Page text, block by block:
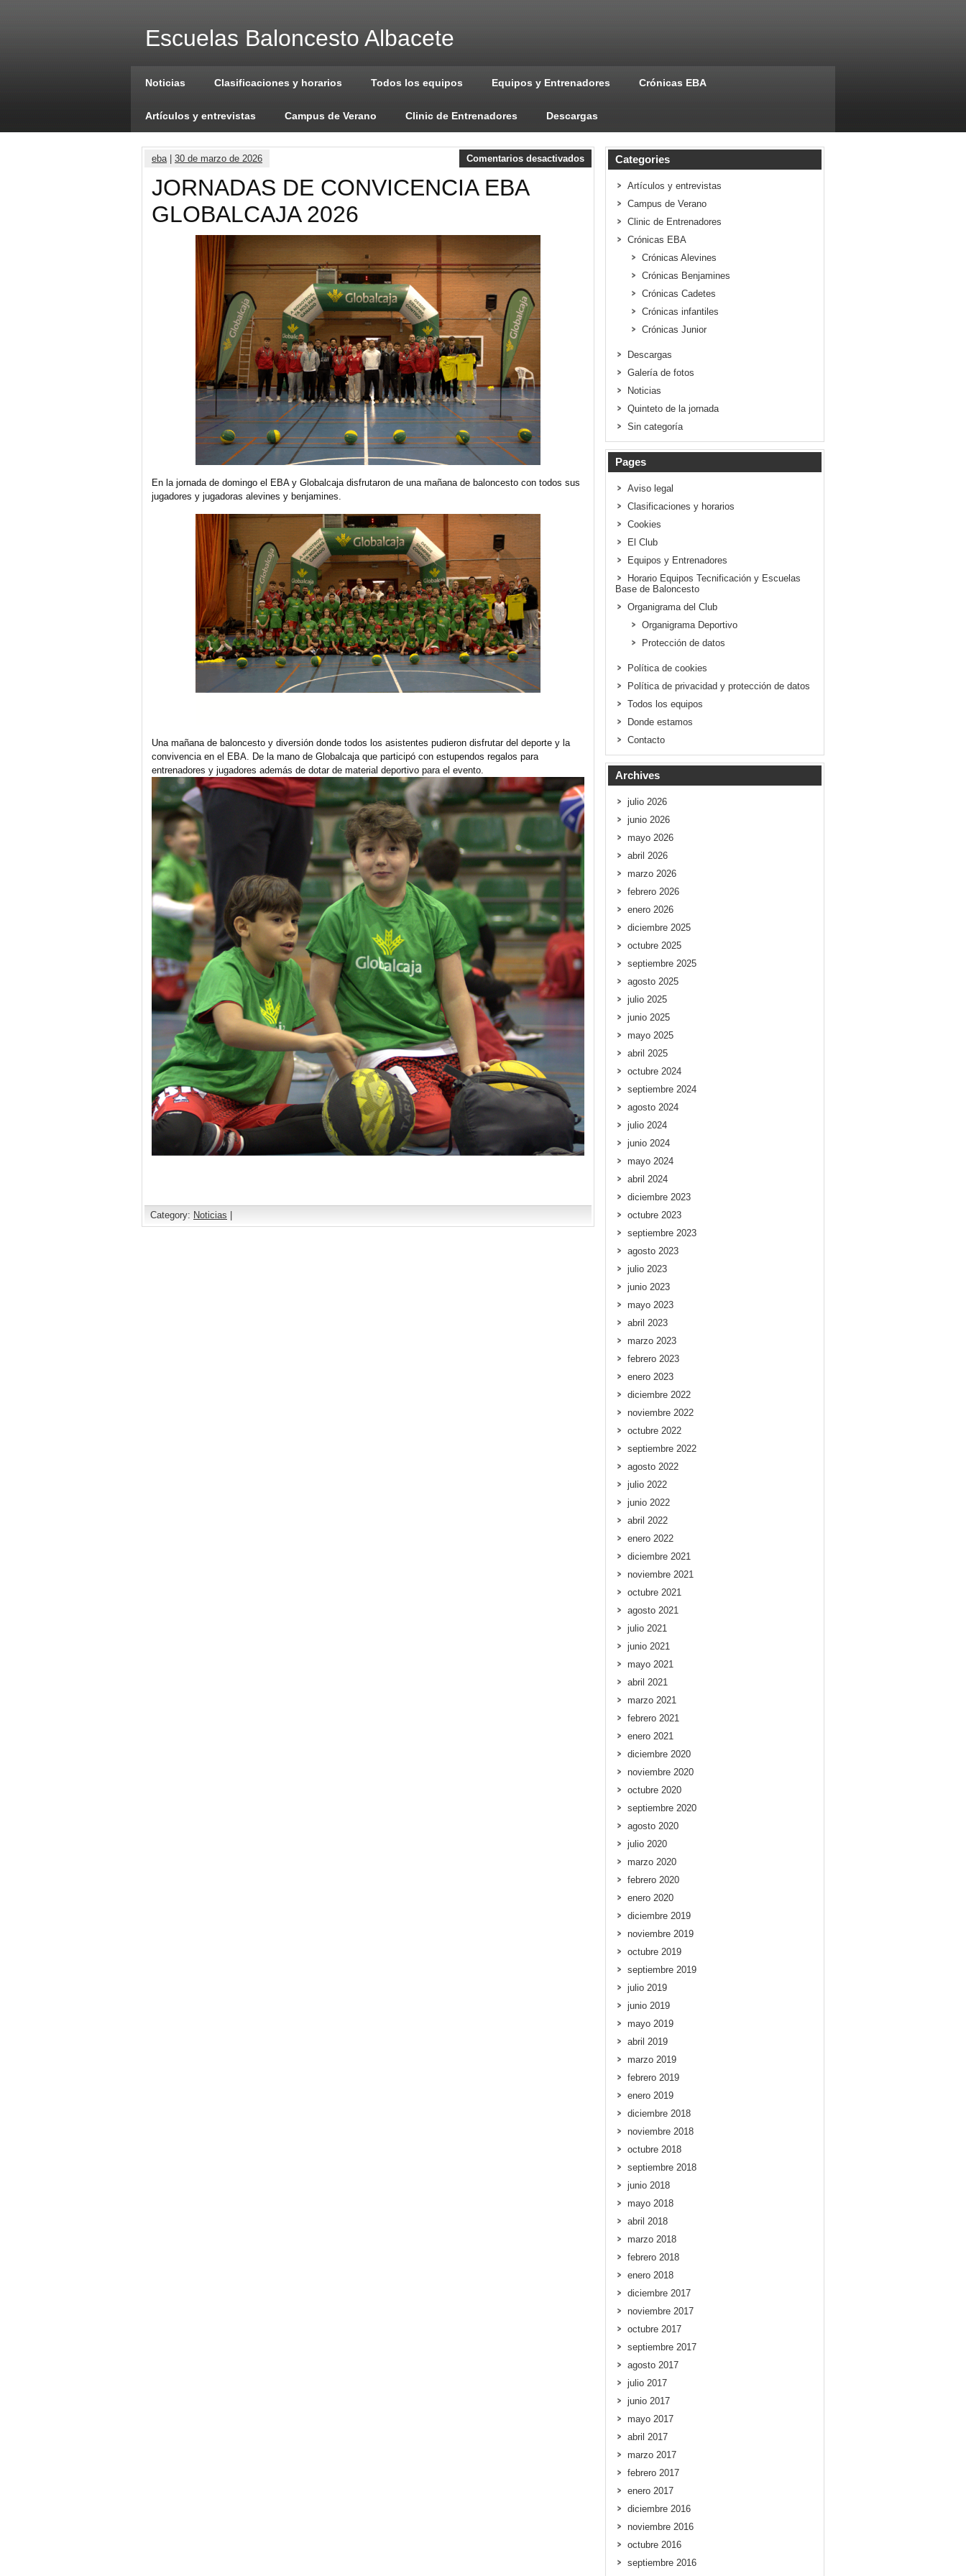
Escuelas Baloncesto Albacete
Noticias Clasificaciones y horarios Todos los equipos Equipos y Entrenadores Crónicas EBA
Artículos y entrevistas Campus de Verano Clinic de Entrenadores Descargas
eba| 30 de marzo de 2026 Comentarios desactivados
JORNADAS DE CONVICENCIA EBA
GLOBALCAJA 2026
En la jornada de domingo el EBA y Globalcaja disfrutaron de una mañana de baloncesto con todos sus
jugadores y jugadoras alevines y benjamines.
Una mañana de baloncesto y diversión donde todos los asistentes pudieron disfrutar del deporte y la
convivencia en el EBA. De la mano de Globalcaja que participó con estupendos regalos para
entrenadores y jugadores además de dotar de material deportivo para el evento.
Category: Noticias
Categories
Artículos y entrevistas
Campus de Verano
Clinic de Entrenadores
Crónicas EBA
Crónicas Alevines
Crónicas Benjamines
Crónicas Cadetes
Crónicas infantiles
Crónicas Junior
Descargas
Galería de fotos
Noticias
Quinteto de la jornada
Sin categoría
Pages
Aviso legal
Clasificaciones y horarios
Cookies
El Club
Equipos y Entrenadores
Horario Equipos Tecnificación y Escuelas
Base de Baloncesto
Organigrama del Club
Organigrama Deportivo
Protección de datos
Política de cookies
Política de privacidad y protección de datos
Todos los equipos
Donde estamos
Contacto
Archives
julio 2026
junio 2026
mayo 2026
abril 2026
marzo 2026
febrero 2026
enero 2026
diciembre 2025
octubre 2025
septiembre 2025
agosto 2025
julio 2025
junio 2025
mayo 2025
abril 2025
octubre 2024
septiembre 2024
agosto 2024
julio 2024
junio 2024
mayo 2024
abril 2024
diciembre 2023
octubre 2023
septiembre 2023
agosto 2023
julio 2023
junio 2023
mayo 2023
abril 2023
marzo 2023
febrero 2023
enero 2023
diciembre 2022
noviembre 2022
octubre 2022
septiembre 2022
agosto 2022
julio 2022
junio 2022
abril 2022
enero 2022
diciembre 2021
noviembre 2021
octubre 2021
agosto 2021
julio 2021
junio 2021
mayo 2021
abril 2021
marzo 2021
febrero 2021
enero 2021
diciembre 2020
noviembre 2020
octubre 2020
septiembre 2020
agosto 2020
julio 2020
marzo 2020
febrero 2020
enero 2020
diciembre 2019
noviembre 2019
octubre 2019
septiembre 2019
julio 2019
junio 2019
mayo 2019
abril 2019
marzo 2019
febrero 2019
enero 2019
diciembre 2018
noviembre 2018
octubre 2018
septiembre 2018
junio 2018
mayo 2018
abril 2018
marzo 2018
febrero 2018
enero 2018
diciembre 2017
noviembre 2017
octubre 2017
septiembre 2017
agosto 2017
julio 2017
junio 2017
mayo 2017
abril 2017
marzo 2017
febrero 2017
enero 2017
diciembre 2016
noviembre 2016
octubre 2016
septiembre 2016